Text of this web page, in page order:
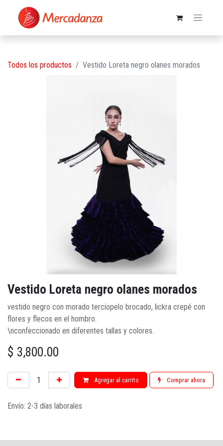
Todos los productos Vestido Loreta negro olanes morados
Vestido Loreta negro olanes morados
vestido negro con morado terciopelo brocado, lickra crepé con
flores y flecos en el hombro.
\nconfeccionado en diferentes tallas y colores.
$ 3,800.00
Agregar al carrito Comprar ahora
Envío: 2-3 días laborales